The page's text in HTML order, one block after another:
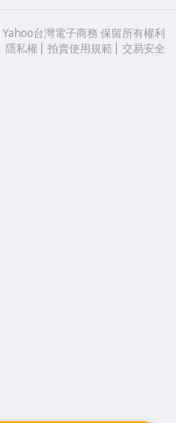
Yahoo台灣電子商務 保留所有權利
隱私權 拍賣使用規範 交易安全